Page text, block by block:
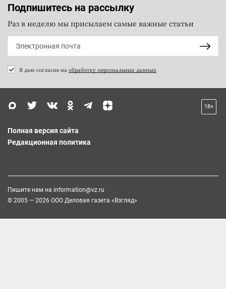
Подпишитесь на рассылку
Раз в неделю мы присылаем самые важные статьи
Я даю согласие на обработку персональных данных
18+
Полная версия сайта
Редакционная политика
Пишите нам на information@vz.ru
© 2005 — 2026 ООО Деловая газета «Взгляд»